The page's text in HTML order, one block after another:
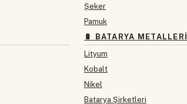
Şeker
Pamuk
🔋 BATARYA METALLERI
Lityum
Kobalt
Nikel
Batarya Şirketleri